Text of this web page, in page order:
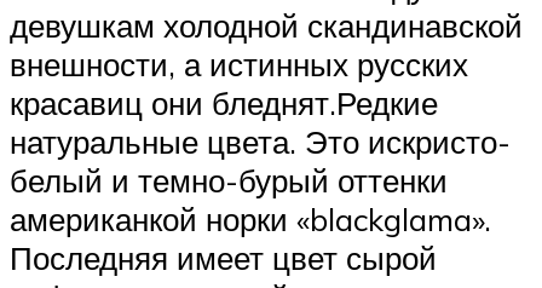
девушкам холодной скандинавской
внешности, а истинных русских
красавиц они бледнят.Редкие
натуральные цвета. Это искристо-
белый и темно-бурый оттенки
американкой норки «blackglama».
Последняя имеет цвет сырой